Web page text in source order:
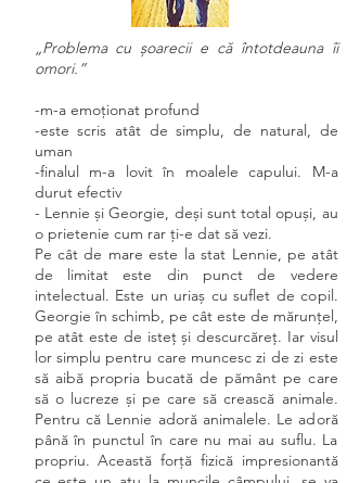
„Problema cu șoarecii e că întotdeauna îi
omori.”
-m-a emoționat profund
-este scris atât de simplu, de natural, de
uman
-finalul m-a lovit în moalele capului. M-a
durut efectiv
- Lennie și Georgie, deși sunt total opuși, au
o prietenie cum rar ți-e dat să vezi.
Pe cât de mare este la stat Lennie, pe atât
de limitat este din punct de vedere
intelectual. Este un uriaș cu suflet de copil.
Georgie în schimb, pe cât este de mărunțel,
pe atât este de isteț și descurcăreț. Iar visul
lor simplu pentru care muncesc zi de zi este
să aibă propria bucată de pământ pe care
să o lucreze și pe care să crească animale.
Pentru că Lennie adoră animalele. Le adoră
până în punctul în care nu mai au suflu. La
propriu. Această forță fizică impresionantă